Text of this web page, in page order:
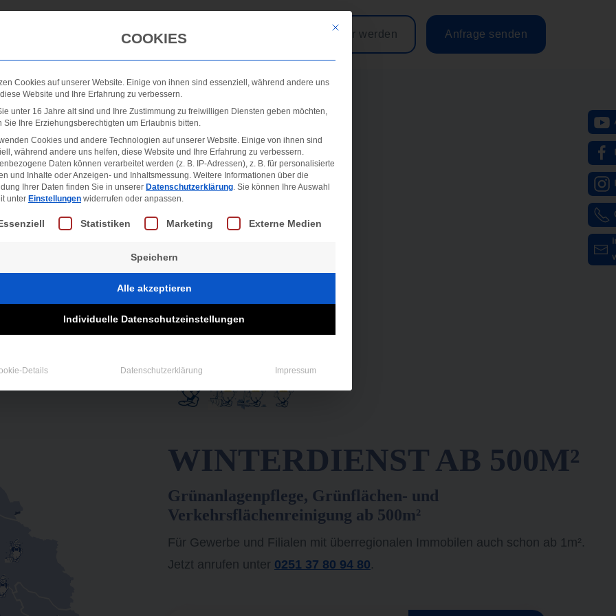
Galerie Neuigkeiten Partner werden Anfrage senden
WINTERDIENST AB 500M²
Grünanlagenpflege, Grünflächen- und
Verkehrsflächenreinigung ab 500m²
Für Gewerbe und Filialen mit überregionalen Immobilen auch schon ab 1m².
Jetzt anrufen unter 0251 37 80 94 80.
Mit diesem Button wird der Dialog geschlossen. Seine Funktionalität ist
COOKIES
Cookies auf unserer Website. Einige von ihnen sind essenziell, während andere uns
Website und Ihre Erfahrung zu verbessern.
unter 16 Jahre alt sind und Ihre Zustimmung zu freiwilligen Diensten geben möchten,
Sie Ihre Erziehungsberechtigten um Erlaubnis bitten.
Cookies und andere Technologien auf unserer Website. Einige von ihnen sind
während andere uns helfen, diese Website und Ihre Erfahrung zu verbessern.
Daten können verarbeitet werden (z. B. IP-Adressen), z. B. für personalisierte
und Inhalte oder Anzeigen- und Inhaltsmessung. Weitere Informationen über die
Ihrer Daten finden Sie in unserer Datenschutzerklärung. Sie können Ihre Auswahl
unter Einstellungen widerrufen oder anpassen.
eine Liste der Service-Gruppen, für die eine Einwilligung erteilt werden kann. Die erste Service-Gruppe ist
Statistiken Marketing Externe Medien
Speichern
Alle akzeptieren
Individuelle Datenschutzeinstellungen
Details Datenschutzerklärung Impressum